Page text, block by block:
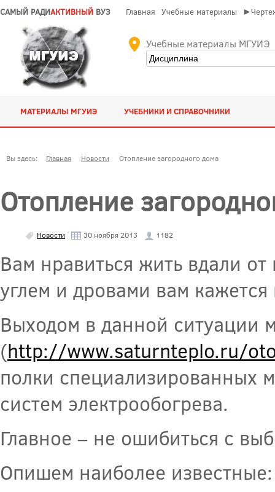
САМЫЙ РАДИАКТИВНЫЙ ВУЗ Главная Учебные материалы
Учебные материалы МГУИЭ
МАТЕРИАЛЫ МГУИЭ УЧЕБНИКИ И СПРАВОЧНИКИ
Вы здесь: Главная Новости Отопление загородного дома
Отопление
Новости 30 ноября 2013 1182
Вам нравиться жить вдали
углем и дровами вам
Выходом в данной ситуации
(http://www.saturnteplo.ru/
полки специализированных
систем электрообогрева.
Главное – не ошибиться с
Опишем наиболее известные: